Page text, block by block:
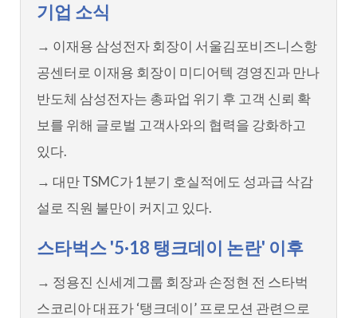
기업 소식
→ 이재용 삼성전자 회장이 서울김포비즈니스항
공센터로 이재용 회장이 미디어텍 경영진과 만나
반도체 삼성전자는 총파업 위기 후 고객 신뢰 확
보를 위해 글로벌 고객사와의 협력을 강화하고
있다.
→ 대만 TSMC가 1분기 호실적에도 성과급 삭감
설로 직원 불만이 커지고 있다.
스타벅스 '5·18 탱크데이 논란' 이후
→ 정용진 신세계그룹 회장과 손정현 전 스타벅
스코리아 대표가 ‘탱크데이’ 프로모션 관련으로